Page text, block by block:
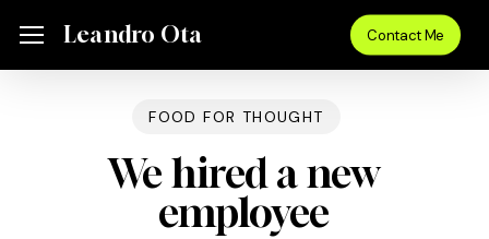
MenuLeandro Ota Contact Me
FOOD FOR THOUGHT
We hired a new
employee